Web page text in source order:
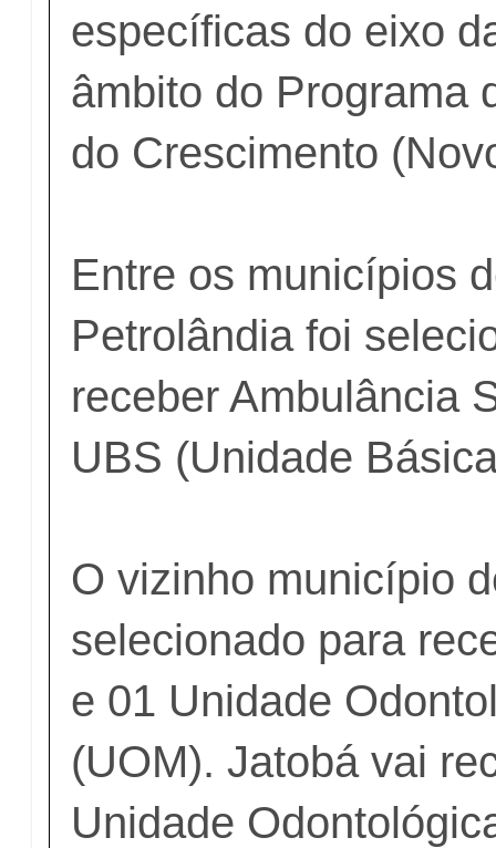
específicas do eixo
âmbito do Programa
do Crescimento
Entre os municípios
Petrolândia foi
receber Ambulância
UBS (Unidade
O vizinho município
selecionado para
e 01 Unidade
(UOM). Jatobá vai
Unidade